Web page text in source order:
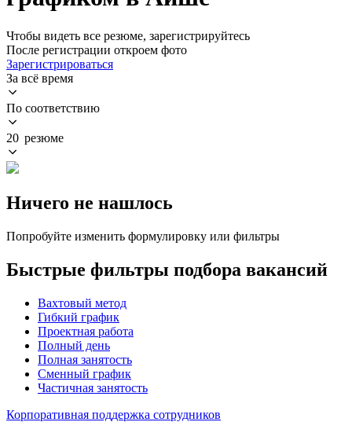
Чтобы видеть все резюме, зарегистрируйтесь
После регистрации откроем фото
Зарегистрироваться
За всё время
По соответствию
20 резюме
Ничего не нашлось
Попробуйте изменить формулировку или фильтры
Быстрые фильтры подбора вакансий
Вахтовый метод
Гибкий график
Проектная работа
Полный день
Полная занятость
Сменный график
Частичная занятость
Корпоративная поддержка сотрудников